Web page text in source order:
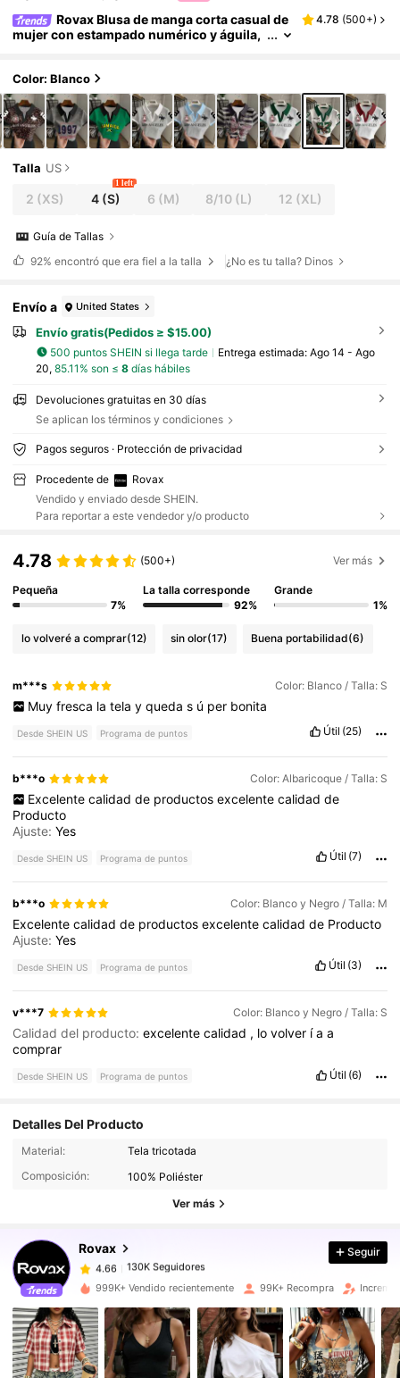
Rovax Blusa de manga corta casual de
mujer con estampado numérico y águila,
4.78 (500+)
Color: Blanco
Talla US
2 (XS) 4(S)
1 left
6 (M) 8/10 (L) 12 (XL)
Guía de Tallas
92% encontró que era fiel a la talla ¿No es tu talla? Dinos
Envío a United States
Envío gratis(Pedidos ≥ $15.00)
500 puntos SHEIN si llega tarde Entrega estimada: Ago 14 - Ago
20, 85.11% son ≤ 8días hábiles
Devoluciones gratuitas en 30 días
Se aplican los términos y condiciones
Pagos seguros · Protección de privacidad
Procedente de
Rovax
Vendido y enviado desde SHEIN.
Para reportar a este vendedor y/o producto
4.78 (500+) Ver más
Pequeña
7%
La talla corresponde
92%
Grande
1%
lo volveré a comprar(12) sin olor(17) Buena portabilidad(6)
m***s Color: Blanco / Talla: S
Muy fresca la tela y queda s ú per bonita
Desde SHEIN US Programa de puntos Útil (25)
b***o Color: Albaricoque / Talla: S
Excelente calidad de productos excelente calidad de
Producto
Ajuste:Yes
Desde SHEIN US Programa de puntos Útil (7)
b***o Color: Blanco y Negro / Talla: M
Excelentecalidadde productosexcelentecalidadde Producto
Ajuste:Yes
Desde SHEIN US Programa de puntos Útil (3)
v***7 Color: Blanco y Negro / Talla: S
Calidad del producto:excelentecalidad , lovolver íaa
comprar
Desde SHEIN US Programa de puntos Útil (6)
Detalles Del Producto
Material:
Tela tricotada
Composición:
100% Poliéster
Ver más
Rovax
130K Seguidores
4.66
130K Seguidores
b***1 pagó Hace 5 horas
4.66 130K Seguidores
4.66 130K Seguidores
Seguir
999K+ Vendido recientemente 99K+ Recompra